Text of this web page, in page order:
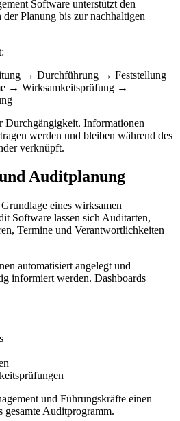
Software unterstützt den
Planung bis zur nachhaltigen
→ Durchführung → Feststellung
→ Wirksamkeitsprüfung →
Durchgängigkeit. Informationen
werden und bleiben während des
verknüpft.
Auditplanung
eines wirksamen
Software lassen sich Auditarten,
Termine und Verantwortlichkeiten
automatisiert angelegt und
informiert werden. Dashboards
und Führungskräfte einen
Auditprogramm.